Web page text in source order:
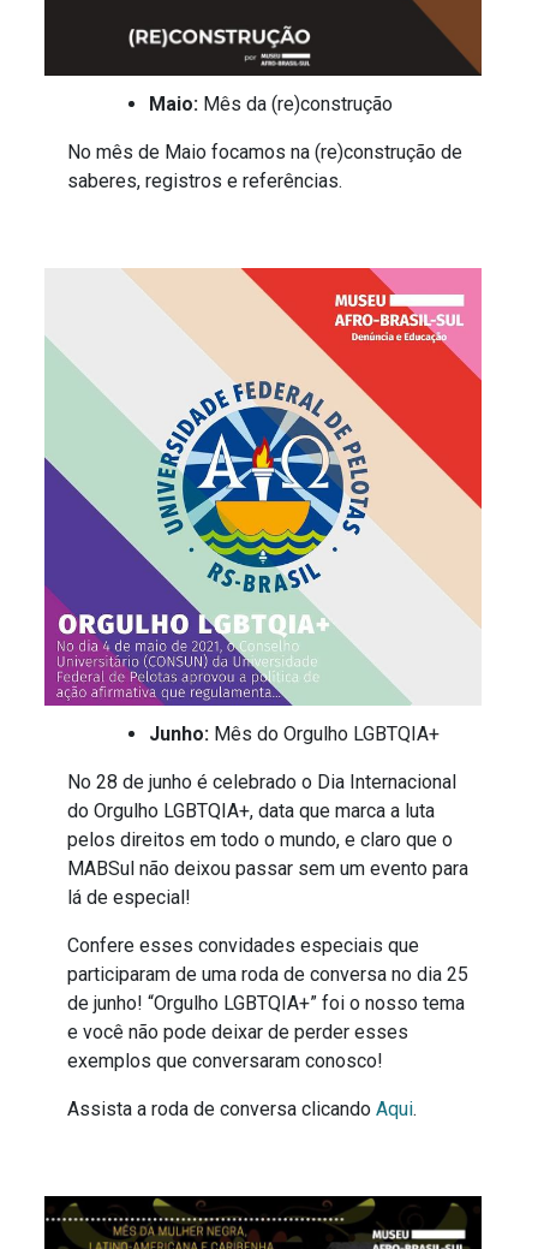
Maio:Mês da (re)construção
No mês de Maio focamos na (re)construção de
saberes, registros e referências.
Junho:Mês do Orgulho LGBTQIA+
No 28 de junho é celebrado o Dia Internacional
do Orgulho LGBTQIA+, data que marca a luta
pelos direitos em todo o mundo, e claro que o
MABSul não deixou passar sem um evento para
lá de especial!
Confere esses convidades especiais que
participaram de uma roda de conversa no dia 25
de junho! “Orgulho LGBTQIA+” foi o nosso tema
e você não pode deixar de perder esses
exemplos que conversaram conosco!
Assista a roda de conversa clicando Aqui.